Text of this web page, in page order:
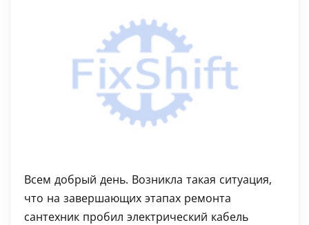
Всем добрый день. Возникла такая ситуация,
что на завершающих этапах ремонта
сантехник пробил электрический кабель